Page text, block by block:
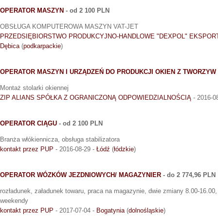
OPERATOR MASZYN - od 2 100 PLN
OBSŁUGA KOMPUTEROWA MASZYN VAT-JET
PRZEDSIĘBIORSTWO PRODUKCYJNO-HANDLOWE "DEXPOL"
Dębica(podkarpackie)
OPERATOR MASZYN I URZĄDZEŃ DO PRODUKCJI OKIEN Z TWORZYW
Montaż stolarki okiennej
ZIP ALIANS SPÓŁKA Z OGRANICZONĄ ODPOWIEDZIALNOŚCIĄ - 2016-
OPERATOR CIĄGU - od 2 100 PLN
Branża włókiennicza, obsługa stabilizatora
kontakt przez PUP - 2016-08-29 - Łódź (łódzkie)
OPERATOR WÓZKÓW JEZDNIOWYCH/ MAGAZYNIER - do 2 774,96 PLN
rozładunek, załadunek towaru, praca na magazynie, dwie zmiany 8.00-
weekendy
kontakt przez PUP - 2017-07-04 - Bogatynia(dolnośląskie)